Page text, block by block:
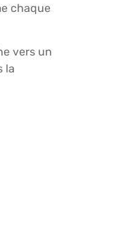
chaque
vers un
la